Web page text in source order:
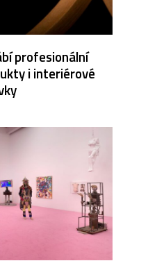
profesionální
i interiérové